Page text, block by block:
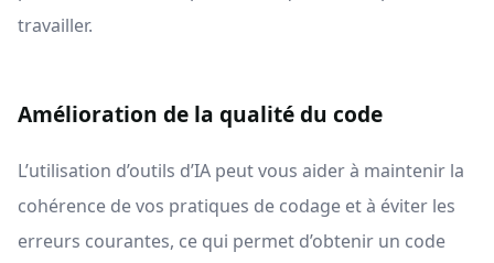
travailler.
Amélioration de la qualité du code
L’utilisation d’outils d’IA peut vous aider à maintenir la
cohérence de vos pratiques de codage et à éviter les
erreurs courantes, ce qui permet d’obtenir un code